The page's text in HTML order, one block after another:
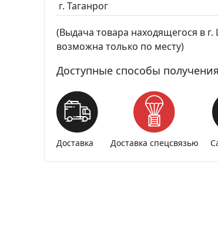
г. Таганрог
(Выдача товара находящегося в г.
возможна только по месту)
Доступные способы
Доставка Доставка спецсвязью